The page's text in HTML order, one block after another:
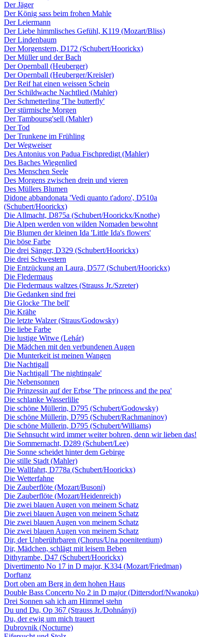
Der Jäger
Der König sass beim frohen Mahle
Der Leiermann
Der Liebe himmlisches Gefühl, K119 (Mozart/Bliss)
Der Lindenbaum
Der Morgenstern, D172 (Schubert/Hoorickx)
Der Müller und der Bach
Der Opernball (Heuberger)
Der Opernball (Heuberger/Kreisler)
Der Reif hat einen weissen Schein
Der Schildwache Nachtlied (Mahler)
Der Schmetterling 'The butterfly'
Der stürmische Morgen
Der Tamboursg'sell (Mahler)
Der Tod
Der Trunkene im Frühling
Der Wegweiser
Des Antonius von Padua Fischpredigt (Mahler)
Des Baches Wiegenlied
Des Menschen Seele
Des Morgens zwischen drein und vieren
Des Müllers Blumen
Didone abbandonata 'Vedi quanto t'adoro', D510a
(Schubert/Hoorickx)
Die Allmacht, D875a (Schubert/Hoorickx/Knothe)
Die Alpen werden von wilden Nomaden bewohnt
Die Blumen der kleinen Ida 'Little Ida's flowers'
Die böse Farbe
Die drei Sänger, D329 (Schubert/Hoorickx)
Die drei Schwestern
Die Entzückung an Laura, D577 (Schubert/Hoorickx)
Die Fledermaus
Die Fledermaus waltzes (Strauss Jr./Szreter)
Die Gedanken sind frei
Die Glocke 'The bell'
Die Krähe
Die letzte Walzer (Straus/Godowsky)
Die liebe Farbe
Die lustige Witwe (Lehár)
Die Mädchen mit den verbundenen Augen
Die Munterkeit ist meinen Wangen
Die Nachtigall
Die Nachtigall 'The nightingale'
Die Nebensonnen
Die Prinzessin auf der Erbse 'The princess and the pea'
Die schlanke Wasserlilie
Die schöne Müllerin, D795 (Schubert/Godowsky)
Die schöne Müllerin, D795 (Schubert/Rachmaninov)
Die schöne Müllerin, D795 (Schubert/Williams)
Die Sehnsucht wird immer weiter bohren, denn wir lieben das!
Die Sommernacht, D289 (Schubert/Lee)
Die Sonne scheidet hinter dem Gebirge
Die stille Stadt (Mahler)
Die Wallfahrt, D778a (Schubert/Hoorickx)
Die Wetterfahne
Die Zauberflöte (Mozart/Busoni)
Die Zauberflöte (Mozart/Heidenreich)
Die zwei blauen Augen von meinem Schatz
Die zwei blauen Augen von meinem Schatz
Die zwei blauen Augen von meinem Schatz
Die zwei blauen Augen von meinem Schatz
Dir, der Unberührbaren (Chorus/Una poenitentium)
Dir, Mädchen, schlägt mit leisem Beben
Dithyrambe, D47 (Schubert/Hoorickx)
Divertimento No 17 in D major, K334 (Mozart/Friedman)
Dorftanz
Dort oben am Berg in dem hohen Haus
Double Bass Concerto No 2 in D major (Dittersdorf/Nwanoku)
Drei Sonnen sah ich am Himmel stehn
Du und Du, Op 367 (Strauss Jr./Dohnányi)
Du, der ewig um mich trauert
Dubrovnik (Nocturne)